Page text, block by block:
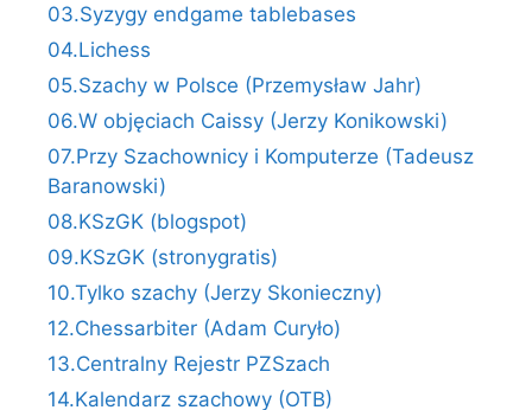
03.Syzygy endgame tablebases
04.Lichess
05.Szachy w Polsce (Przemysław Jahr)
06.W objęciach Caissy (Jerzy Konikowski)
07.Przy Szachownicy i Komputerze (Tadeusz
Baranowski)
08.KSzGK (blogspot)
09.KSzGK (stronygratis)
10.Tylko szachy (Jerzy Skonieczny)
12.Chessarbiter (Adam Curyło)
13.Centralny Rejestr PZSzach
14.Kalendarz szachowy (OTB)